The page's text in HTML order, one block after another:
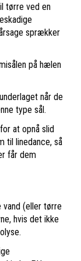
tørre ved en
sprækker
på hælen
når de
type sål.
at opnå slid
til linedance, så
får dem
vand (eller tørre
hvis det ikke